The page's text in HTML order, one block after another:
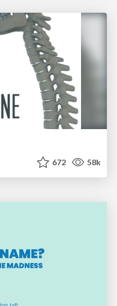
672 58k